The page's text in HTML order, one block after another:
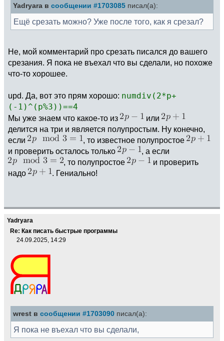
Yadryara в сообщении #1703085 писал(а):
Ещё срезать можно? Уже после того, как я срезал?
Не, мой комментарий про срезать писался до вашего
срезания. Я пока не въехал что вы сделали, но похоже
что-то хорошее.
upd. Да, вот это прям хорошо: numdiv(2*p+
(-1)^(p%3))==4
Мы уже знаем что какое-то из
или
делится на три и является полупростым. Ну конечно,
если
, то известное полупростое
и проверить осталось только
, а если
, то полупростое
и проверить
надо
. Гениально!
Yadryara
Re: Как писать быстрые программы
24.09.2025, 14:29
wrest в сообщении #1703090 писал(а):
Я пока не въехал что вы сделали,